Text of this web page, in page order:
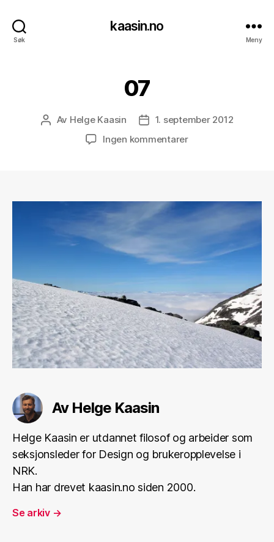
Søk
kaasin.no
Meny
07
Innleggsforfatter
Av Helge Kaasin Publiseringsdato
1. september 2012
Ingen kommentarertil
Av Helge Kaasin
Helge Kaasin er utdannet filosof og arbeider som
seksjonsleder for Design og brukeropplevelse i
NRK.
Han har drevet kaasin.no siden 2000.
Se arkiv →